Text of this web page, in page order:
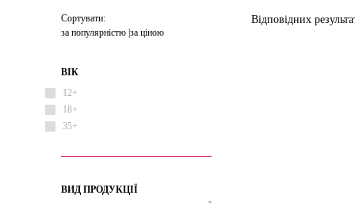
Сортувати:
за популярністю за ціною
ВІК
12+
18+
35+
ВИД ПРОДУКЦІЇ
Відповідних